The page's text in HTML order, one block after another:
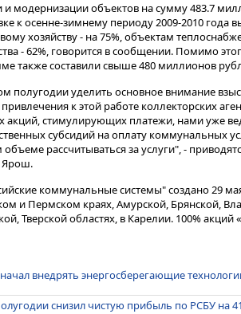
и модернизации объектов на сумму 483.7
к осенне-зимнему периоду 2009-2010 года
хозяйству - на 75%, объектам
- 62%, говорится в сообщении. Помимо
также составили свыше 480 миллионов
полугодии уделить основное внимание
к этой работе коллекторских
акций, стимулирующих платежи, нами уже
субсидий на оплату коммунальных
рассчитываться за услуги", -
Ярош.
коммунальные системы" создано 29
и Пермском краях, Амурской, Брянской,
Тверской областях, в Карелии. 100%
внедрять энергосберегающие
снизил чистую прибыль по РСБУ на